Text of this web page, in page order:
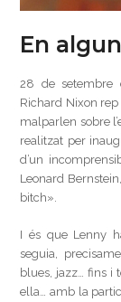
En
28 de setembre
Richard Nixon rep
malparlen sobre
realitzat per
d’un
Leonard
bitch».
I és que Lenny
seguia,
blues, jazz… fins i
ella… amb la